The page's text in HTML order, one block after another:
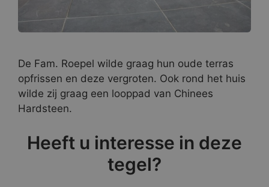
De Fam. Roepel wilde graag hun oude terras
opfrissen en deze vergroten. Ook rond het huis
wilde zij graag een looppad van Chinees
Hardsteen.
Heeft u interesse in deze
tegel?